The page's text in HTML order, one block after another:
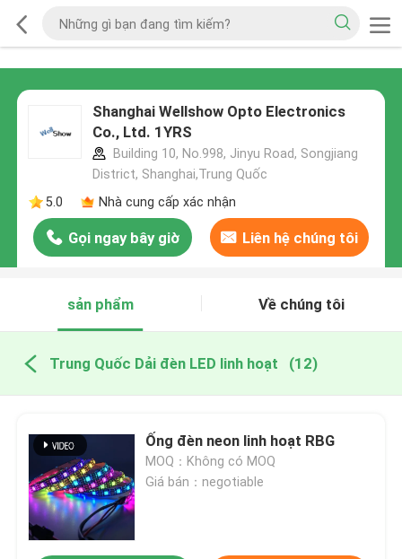
Shanghai Wellshow Opto Electronics
Co., Ltd. 1YRS
Building 10, No.998, Jinyu Road, Songjiang
District, Shanghai,Trung Quốc
5.0
Nhà cung cấp xác nhận
Gọi ngay bây giờ Liên hệ chúng tôi
sản phẩm Về chúng tôi
Trung Quốc Dải đèn LED linh hoạt (12)
Ống đèn neon linh hoạt RBG
MOQ：Không có MOQ
Giá bán：negotiable